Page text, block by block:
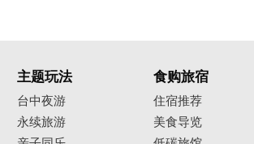
主题玩法
台中夜游
永续旅游
食购旅宿
住宿推荐
美食导览